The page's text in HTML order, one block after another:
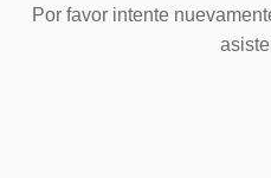
Por favor intente